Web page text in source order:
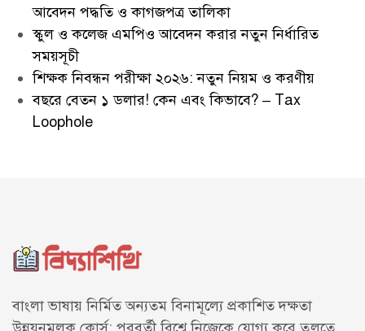
আবেদন পদ্ধতি ও কাগজপত্র তালিকা
স্কুল ও কলেজ এমপিও আবেদন করার নতুন নির্ধারিত
সময়সূচী
শিক্ষক নিবন্ধন পরীক্ষা ২০২৬: নতুন নিয়ম ও করণীয়
বছরে বেতন ১ ডলার! কেন এবং কিভাবে? – Tax
Loophole
বাংলা ভাষায় নির্মিত অন্যতম বিনামূল্যে প্রকাশিত দক্ষতা